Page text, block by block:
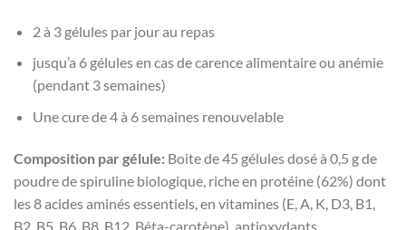
2 à 3 gélules par jour au repas
jusqu’a 6 gélules en cas de carence alimentaire ou anémie
(pendant 3 semaines)
Une cure de 4 à 6 semaines renouvelable
Composition par gélule: Boite de 45 gélules dosé à 0,5 g de
poudre de spiruline biologique, riche en protéine (62%) dont
les 8 acides aminés essentiels, en vitamines (E, A, K, D3, B1,
B2, B5, B6, B8, B12, Béta-carotène), antioxydants